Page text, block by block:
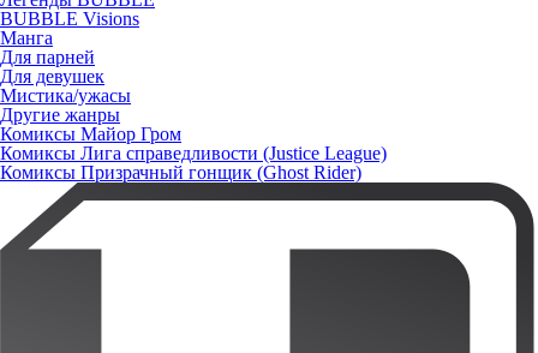
BUBBLE Visions
Манга
Для парней
Для девушек
Мистика/ужасы
Другие жанры
Комиксы Майор Гром
Комиксы Лига справедливости (Justice League)
Комиксы Призрачный гонщик (Ghost Rider)